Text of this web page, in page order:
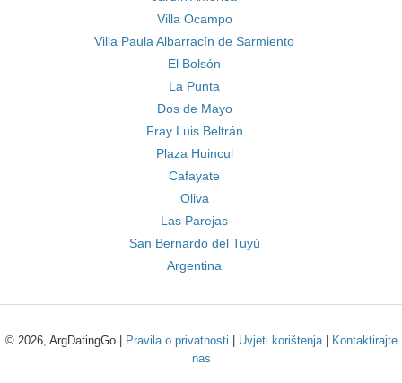
Villa Ocampo
Villa Paula Albarracín de Sarmiento
El Bolsón
La Punta
Dos de Mayo
Fray Luis Beltrán
Plaza Huincul
Cafayate
Oliva
Las Parejas
San Bernardo del Tuyú
Argentina
© 2026, ArgDatingGo | Pravila o privatnosti Uvjeti korištenja|
Kontaktirajte
nas